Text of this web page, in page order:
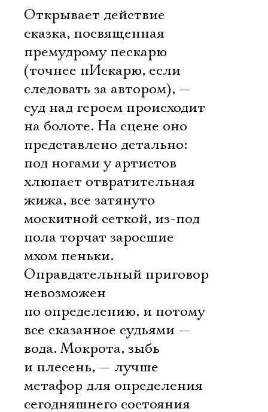
Открывает действие
сказка, посвященная
премудрому пескарю
(точнее пИскарю, если
следовать за автором), —
суд над героем происходит
на болоте. На сцене оно
представлено детально:
под ногами у артистов
хлюпает отвратительная
жижа, все затянуто
москитной сеткой, из-под
пола торчат заросшие
мхом пеньки.
Оправдательный приговор
невозможен
по определению, и потому
все сказанное судьями —
вода. Мокрота, зыбь
и плесень, — лучше
метафор для определения
сегодняшнего состояния